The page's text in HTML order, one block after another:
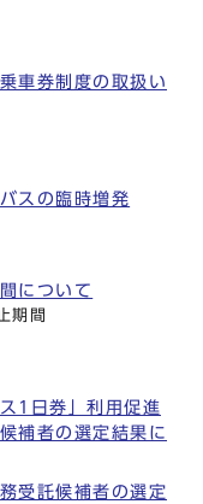
車券制度の取扱い
スの臨時増発
について
期間
1日券」利用促進
補者の選定結果に
受託候補者の選定